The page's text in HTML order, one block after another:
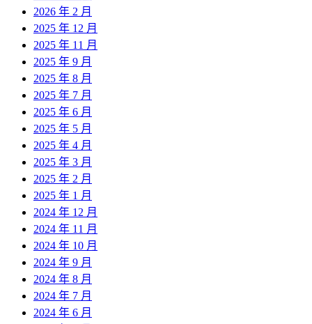
2026 年 2 月
2025 年 12 月
2025 年 11 月
2025 年 9 月
2025 年 8 月
2025 年 7 月
2025 年 6 月
2025 年 5 月
2025 年 4 月
2025 年 3 月
2025 年 2 月
2025 年 1 月
2024 年 12 月
2024 年 11 月
2024 年 10 月
2024 年 9 月
2024 年 8 月
2024 年 7 月
2024 年 6 月